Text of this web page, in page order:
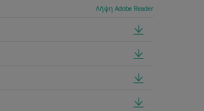
Λήψη Adobe Reader